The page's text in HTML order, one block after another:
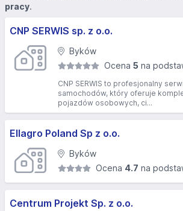
pracy.
CNP SERWIS sp. z o.o.
Byków
Ocena 5 na
CNP SERWIS to profesjonalny
samochodów, który oferuje
pojazdów osobowych, ci...
Ellagro Poland Sp z o.o.
Byków
Ocena 4.7 na
Centrum Projekt Sp. z o.o.